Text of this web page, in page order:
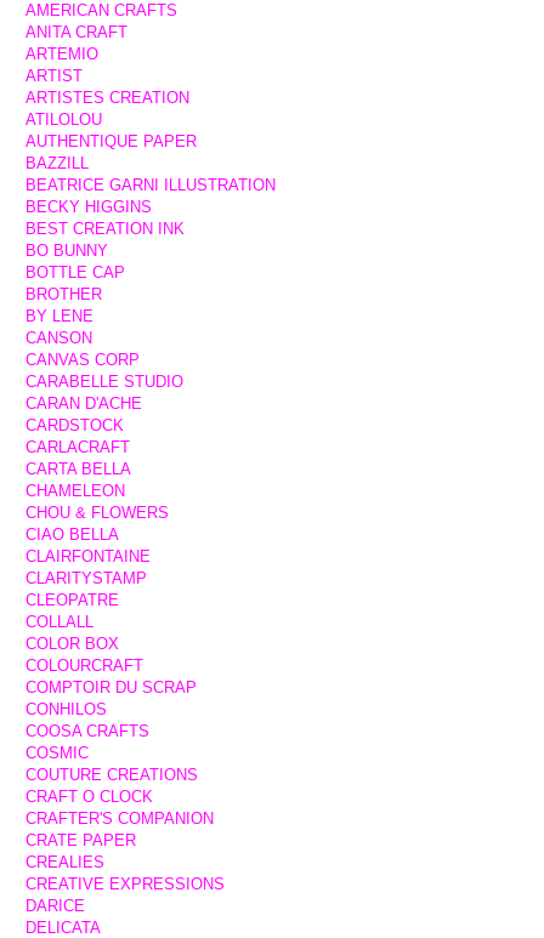
AMERICAN CRAFTS
ANITA CRAFT
ARTEMIO
ARTIST
ARTISTES CREATION
ATILOLOU
AUTHENTIQUE PAPER
BAZZILL
BEATRICE GARNI ILLUSTRATION
BECKY HIGGINS
BEST CREATION INK
BO BUNNY
BOTTLE CAP
BROTHER
BY LENE
CANSON
CANVAS CORP
CARABELLE STUDIO
CARAN D'ACHE
CARDSTOCK
CARLACRAFT
CARTA BELLA
CHAMELEON
CHOU & FLOWERS
CIAO BELLA
CLAIRFONTAINE
CLARITYSTAMP
CLEOPATRE
COLLALL
COLOR BOX
COLOURCRAFT
COMPTOIR DU SCRAP
CONHILOS
COOSA CRAFTS
COSMIC
COUTURE CREATIONS
CRAFT O CLOCK
CRAFTER'S COMPANION
CRATE PAPER
CREALIES
CREATIVE EXPRESSIONS
DARICE
DELICATA